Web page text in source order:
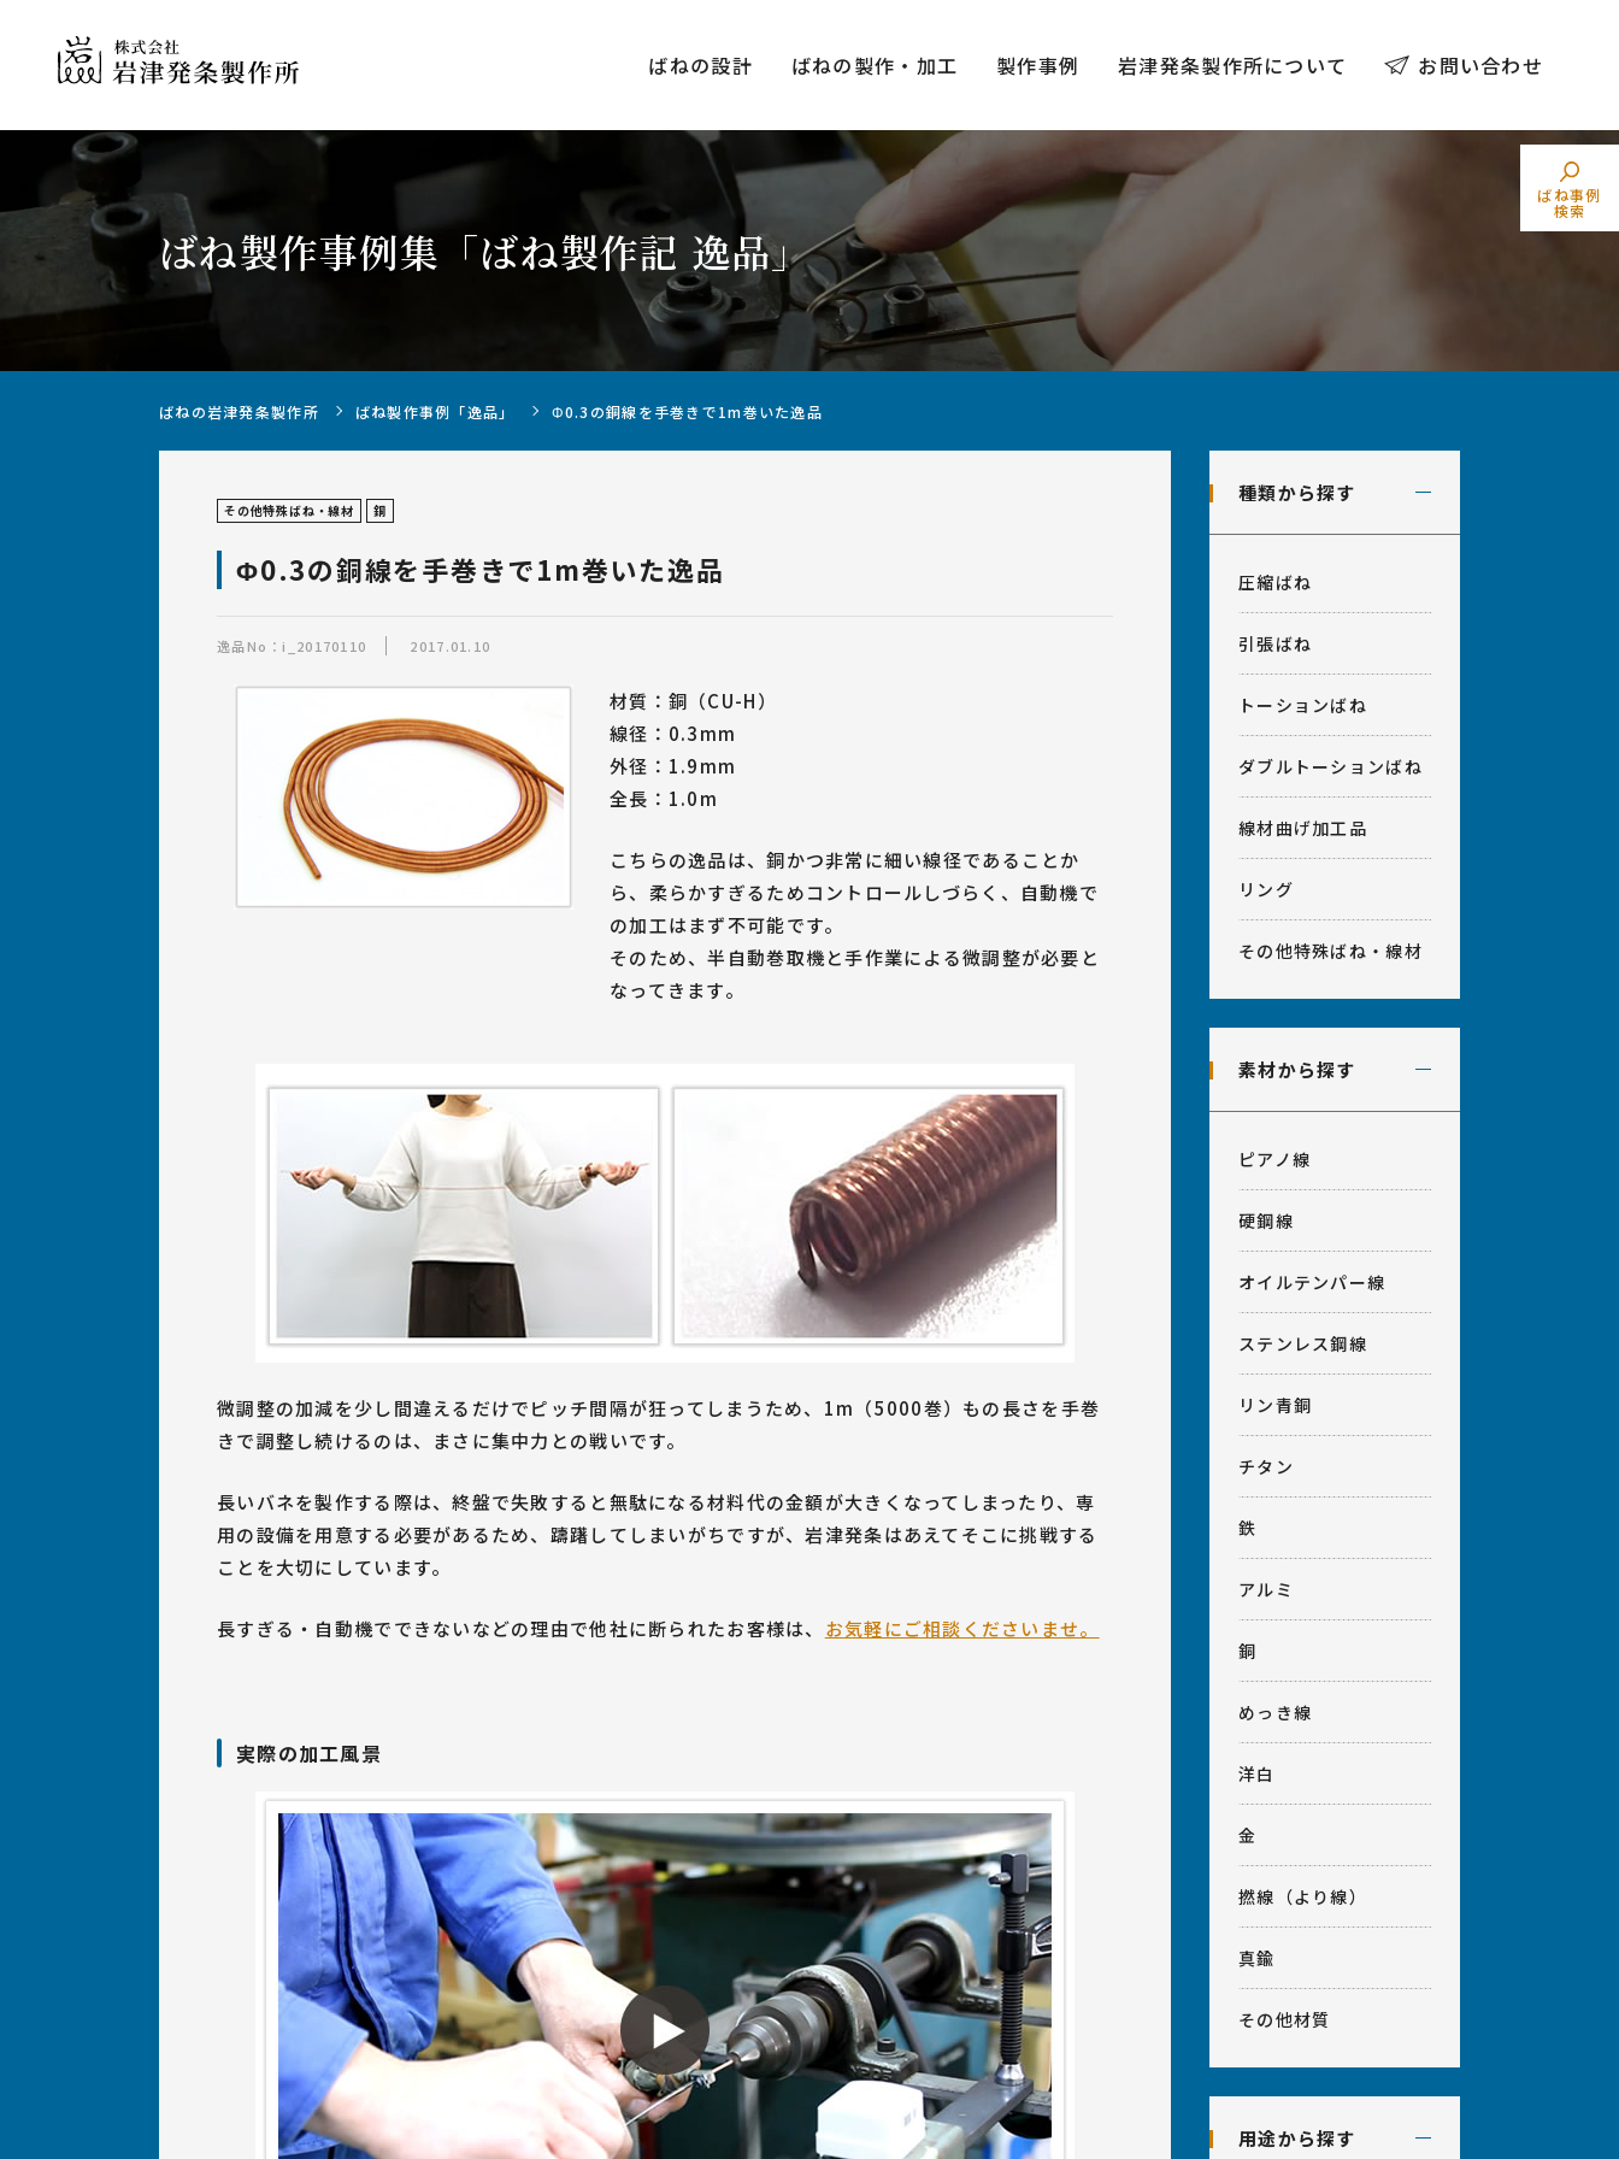
ばねの設計
設計者のためのばね設計ポイント
設計相談・アフターフォロー
ばねの製作・加工
ばねの材質・サイズ・加工につ
圧縮ばね（押しばね） 引張ばね（引きばね）
トーションばね
ベンダー加工、プレス加工、
その他
製作事例
種類×素材でばねを探す
用途・業界からばねを探す
岩津発条製作所について
会社概要
お問い合わせ
ばね事例
検索
ばね製作事例集 「ばね製作記 逸品」
ばねの岩津発条製作所 ばね製作事例「逸品」 Φ0.3の銅線を手巻きで1m巻いた逸品
種類から探す
圧縮ばね
引張ばね
トーションばね
ダブルトーションばね
線材曲げ加工品
リング
その他特殊ばね・線材
素材から探す
ピアノ線
硬鋼線
オイルテンパー線
ステンレス鋼線
リン青銅
チタン
鉄
アルミ
銅
めっき線
洋白
金
撚線（より線）
真鍮
その他材質
用途から探す
その他特殊ばね・線材 銅
Φ0.3の銅線を手巻きで1m巻いた逸品
逸品No：i_20170110 2017.01.10
材質：銅（CU-H）
線径：0.3mm
外径：1.9mm
全長：1.0m
こちらの逸品は、銅かつ非常に細い線径であることか
ら、柔らかすぎるためコントロールしづらく、自動機で
の加工はまず不可能です。
そのため、半自動巻取機と手作業による微調整が必要と
なってきます。
微調整の加減を少し間違えるだけでピッチ間隔が狂ってしまうため、1m（5000巻）もの長さを手巻
きで調整し続けるのは、まさに集中力との戦いです。
長いバネを製作する際は、終盤で失敗すると無駄になる材料代の金額が大きくなってしまったり、専
用の設備を用意する必要があるため、躊躇してしまいがちですが、岩津発条はあえてそこに挑戦する
ことを大切にしています。
長すぎる・自動機でできないなどの理由で他社に断られたお客様は、 お気軽にご相談くださいませ。
実際の加工風景